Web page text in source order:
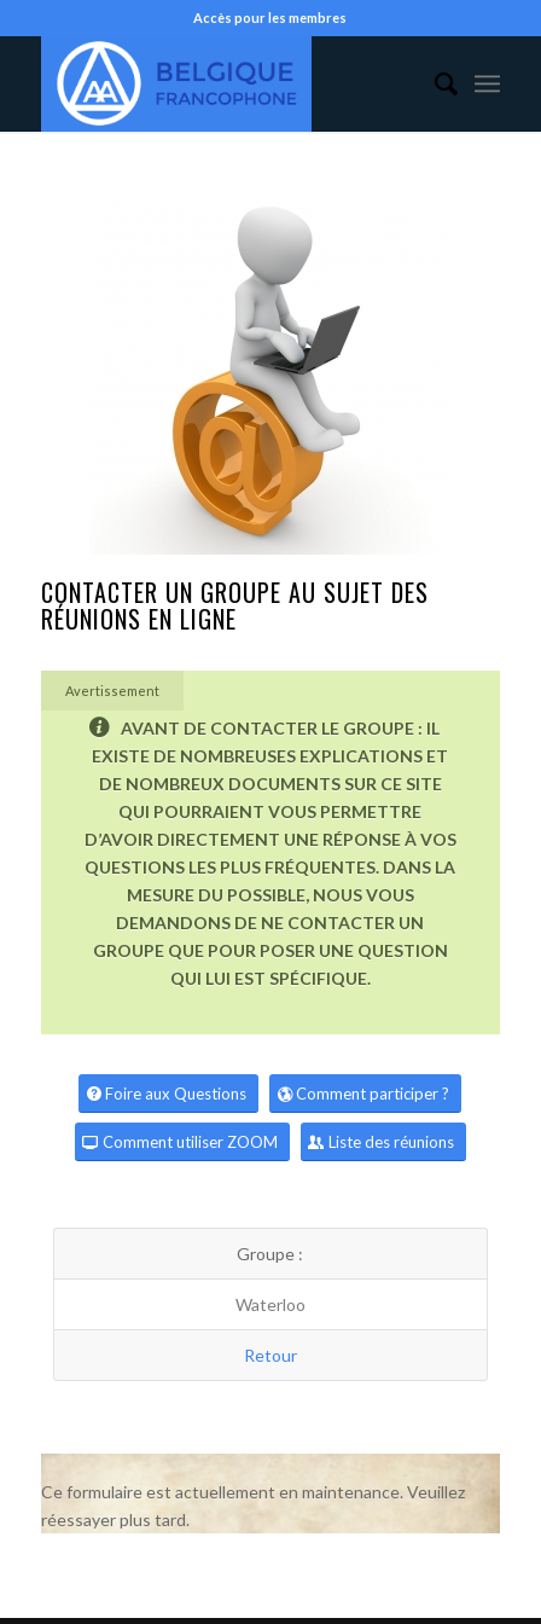
Accès pour les membres
CONTACTER UN GROUPE AU SUJET DES
RÉUNIONS EN LIGNE
Avertissement
AVANT DE CONTACTER LE GROUPE : IL
EXISTE DE NOMBREUSES EXPLICATIONS ET
DE NOMBREUX DOCUMENTS SUR CE SITE
QUI POURRAIENT VOUS PERMETTRE
D’AVOIR DIRECTEMENT UNE RÉPONSE À VOS
QUESTIONS LES PLUS FRÉQUENTES. DANS LA
MESURE DU POSSIBLE, NOUS VOUS
DEMANDONS DE NE CONTACTER UN
GROUPE QUE POUR POSER UNE QUESTION
QUI LUI EST SPÉCIFIQUE.
Foire aux Questions Comment participer ?
Comment utiliser ZOOM Liste des réunions
Groupe :
Waterloo
Retour
Ce formulaire est actuellement en maintenance. Veuillez
réessayer plus tard.